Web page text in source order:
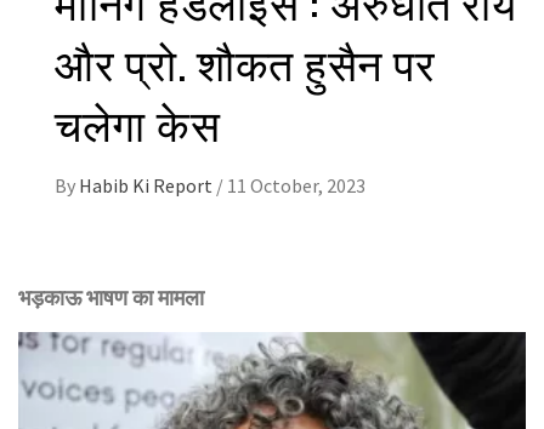
और प्रो. शौकत हुसैन पर
चलेगा केस
By Habib Ki Report / 11 October, 2023
भड़काऊ भाषण का मामला